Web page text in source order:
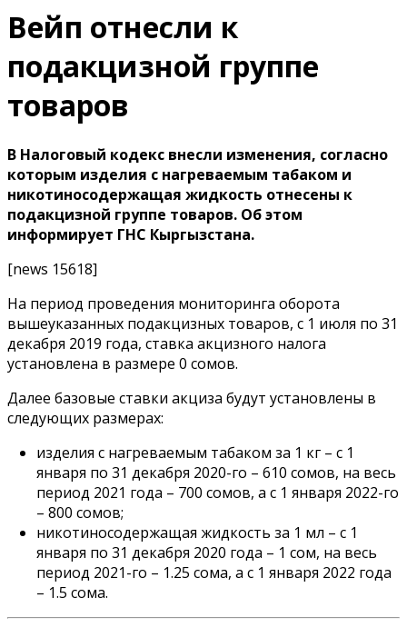
Вейп отнесли к
подакцизной группе
товаров
В Налоговый кодекс внесли изменения, согласно
которым изделия с нагреваемым табаком и
никотиносодержащая жидкость отнесены к
подакцизной группе товаров. Об этом
информирует ГНС Кыргызстана.
[news 15618]
На период проведения мониторинга оборота
вышеуказанных подакцизных товаров, с 1 июля по 31
декабря 2019 года, ставка акцизного налога
установлена в размере 0 сомов.
Далее базовые ставки акциза будут установлены в
следующих размерах:
изделия с нагреваемым табаком за 1 кг – с 1
января по 31 декабря 2020-го – 610 сомов, на весь
период 2021 года – 700 сомов, а с 1 января 2022-го
– 800 сомов;
никотиносодержащая жидкость за 1 мл – с 1
января по 31 декабря 2020 года – 1 сом, на весь
период 2021-го – 1.25 сома, а с 1 января 2022 года
– 1.5 сома.